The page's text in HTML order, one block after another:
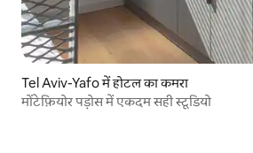
Tel Aviv-Yafo में होटल का कमरा
मोंटेफ़ियोर पड़ोस में एकदम सही स्टूडियो